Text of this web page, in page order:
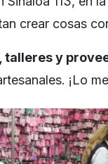
crear cosas
talleres y
¡Lo